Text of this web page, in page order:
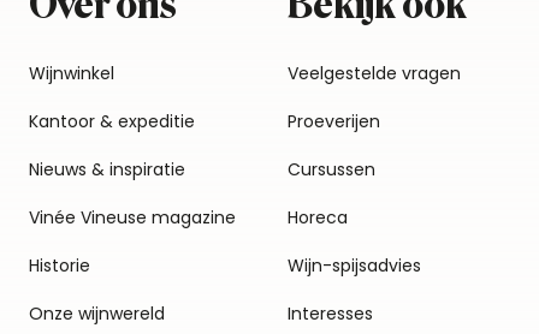
Wijnwinkel
Kantoor & expeditie
Nieuws & inspiratie
Vinée Vineuse magazine
Historie
Onze wijnwereld
Veelgestelde vragen
Proeverijen
Cursussen
Horeca
Wijn-spijsadvies
Interesses